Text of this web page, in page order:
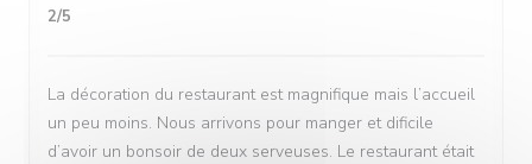
2/5
La décoration du restaurant est magnifique mais l’accueil
un peu moins. Nous arrivons pour manger et dificile
d’avoir un bonsoir de deux serveuses. Le restaurant était